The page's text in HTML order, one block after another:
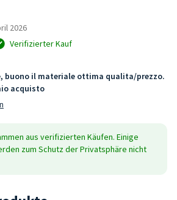
2026
Verifizierter Kauf
buono il materiale ottima qualita/prezzo.
acquisto
aus verifizierten Käufen. Einige
zum Schutz der Privatsphäre nicht